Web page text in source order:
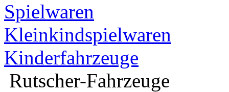
Spielwaren
Kleinkindspielwaren
Kinderfahrzeuge
Rutscher-Fahrzeuge